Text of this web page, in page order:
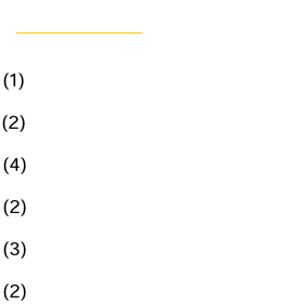
(1)
(2)
(4)
(2)
(3)
(2)